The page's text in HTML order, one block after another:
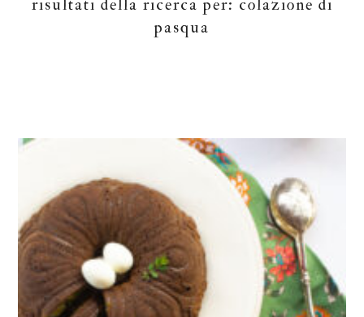
risultati della ricerca per: colazione di
pasqua